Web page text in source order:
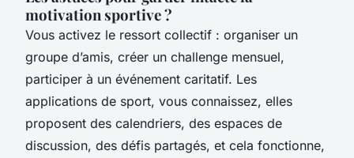
motivation sportive ?
Vous activez le ressort collectif : organiser un
groupe d’amis, créer un challenge mensuel,
participer à un événement caritatif. Les
applications de sport, vous connaissez, elles
proposent des calendriers, des espaces de
discussion, des défis partagés, et cela fonctionne,